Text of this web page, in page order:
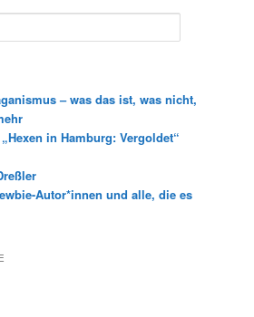
– was das ist, was nicht,
in Hamburg: Vergoldet“
Autor*innen und alle, die es